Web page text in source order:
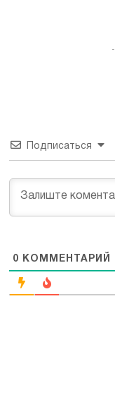
Подписаться
0 КОММЕНТАРИЙ